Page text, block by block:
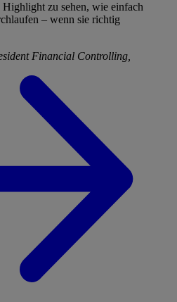
zu sehen, wie einfach
– wenn sie richtig
Financial Controlling,